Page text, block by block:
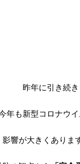
昨年に引き続き
年も新型コロナウ
影響が大きくありま